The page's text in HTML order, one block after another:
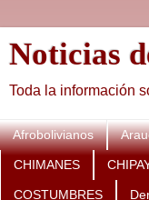
Noticias
Toda la información
Afrobolivianos
CHIMANES
COSTUMBRES